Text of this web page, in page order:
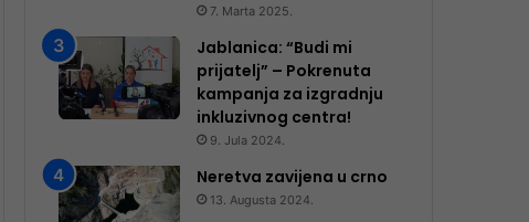
7. Marta 2025.
Jablanica: “Budi mi
prijatelj” – Pokrenuta
kampanja za izgradnju
inkluzivnog centra!
9. Jula 2024.
Neretva zavijena u crno
13. Augusta 2024.